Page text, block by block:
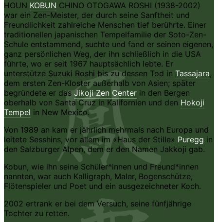
HOUN KOBUN CHINO OTOGAWA ROSHI (1938-2002)
war ein Zen-Meister, der durch seine Sanftheit und
Freundlichkeit zahlreiche Menschen tief berührte. Einer
traditionellen japanischen Tempelfamilie der Soto-Zen-
Schule entstammend, suchte und fand er seinen eigenen,
ganz persönlichen Weg, der ihn schließlich in die USA
führte, wo er seit 1967 hauptsächlich lebte. Er
unterstütze Suzuki Roshi bis zu dessen Tod in Tassajara,
dem ersten Zen-Kloster außerhalb von Asien; später
begründete er dasJikoji Zen Center in den Bergen
oberhalb von Santa Cruz in Kalifornien und den Hokoji
Tempel in New Mexico.
Von 1989 an kam er jährlich mehrmals nach Europa und
leitete Sesshins, vor allem im «Haus der Stille» Puregg in
den Salzburger Alpen, dem er den Namen Jakkoji gab.
Kobun, wie ihn seine Schüler*innen und Freund*innen
nannten, war auch Kalligraph, Maler, Bogenschütze,
Flötenspieler und Poet und ein ausgezeichneter Koch.
2002 ertrank er bei dem Versuch, seine fünfjährige
Tochter zu retten.